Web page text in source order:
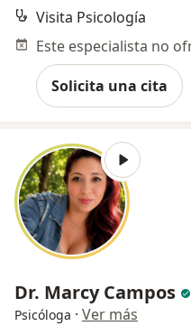
Visita Psicología
Solicita una cita
Dr. Marcy Campos
Psicóloga · Ver más